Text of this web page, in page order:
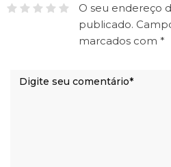
O seu endereço
publicado.
marcados com *